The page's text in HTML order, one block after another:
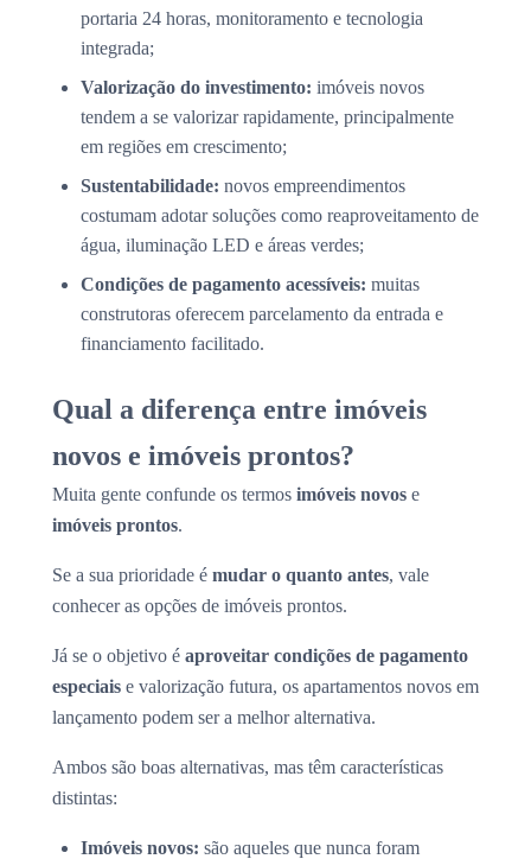
portaria 24 horas, monitoramento e tecnologia
integrada;
Valorização do investimento: imóveis novos
tendem a se valorizar rapidamente, principalmente
em regiões em crescimento;
Sustentabilidade: novos empreendimentos
costumam adotar soluções como reaproveitamento de
água, iluminação LED e áreas verdes;
Condições de pagamento acessíveis: muitas
construtoras oferecem parcelamento da entrada e
financiamento facilitado.
Qual a diferença entre imóveis
novos e imóveis prontos?
Muita gente confunde os termos imóveis novos e
imóveis prontos.
Se a sua prioridade é mudar o quanto antes, vale
conhecer as opções de imóveis prontos.
Já se o objetivo é aproveitar condições de pagamento
especiais e valorização futura, os apartamentos novos em
lançamento podem ser a melhor alternativa.
Ambos são boas alternativas, mas têm características
distintas:
Imóveis novos: são aqueles que nunca foram